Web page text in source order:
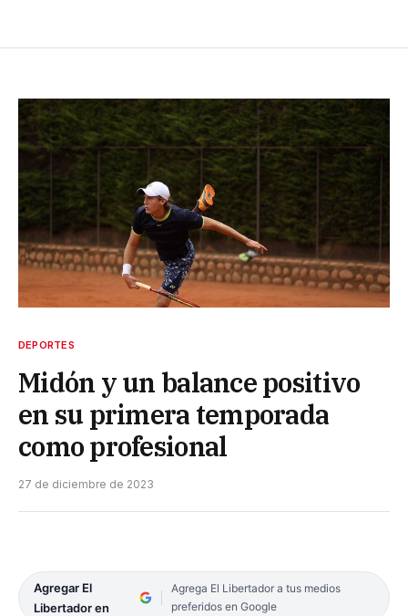
DEPORTES
Midón y un balance positivo
en su primera temporada
como profesional
27 de diciembre de 2023
Agregar El
Libertador en
Agrega El Libertador a tus medios
preferidos en Google